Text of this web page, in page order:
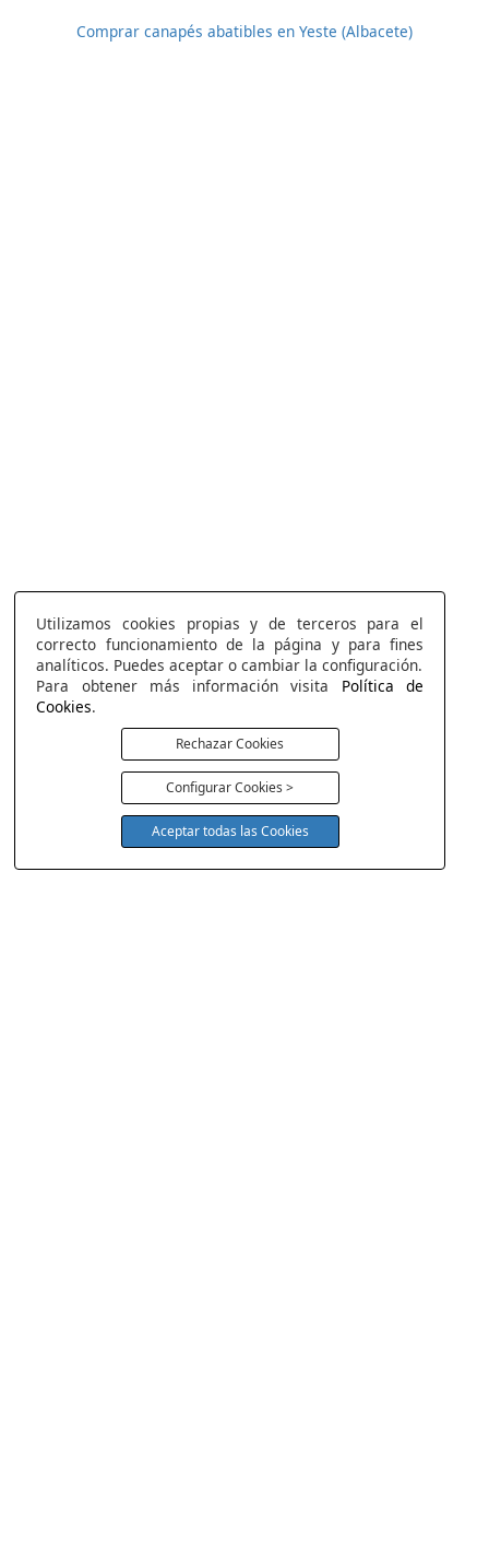
Comprar canapés abatibles en Yeste (Albacete)
Utilizamos cookies propias y de terceros para el
correcto funcionamiento de la página y para fines
analíticos. Puedes aceptar o cambiar la configuración.
Para obtener más información visita Política de
Cookies.
Rechazar Cookies
Configurar Cookies >
Aceptar todas las Cookies